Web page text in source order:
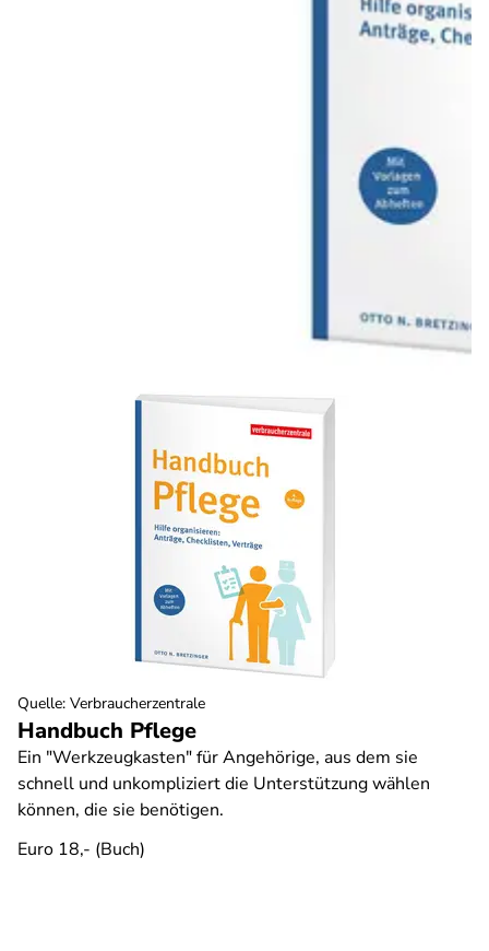
Handbuch Pflege
Ein "Werkzeugkasten" für Angehörige, aus dem sie
schnell und unkompliziert die Unterstützung wählen
können, die sie benötigen.
Euro 18,- (Buch)
Quelle: Verbraucherzentrale